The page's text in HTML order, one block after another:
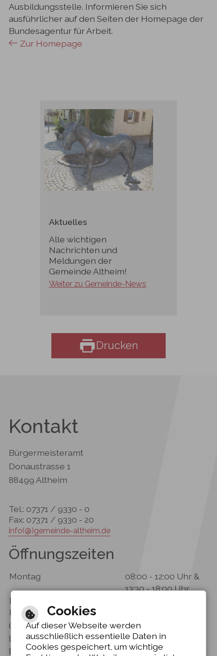
Ausbildungsstelle. Informieren Sie sich
ausführlicher auf den Seiten der Homepage der
Bundesagentur für Arbeit.
Zur Homepage
Aktuelles
Alle wichtigen
Nachrichten und
Meldungen der
Gemeinde Altheim!
Weiter zu Gemeinde-News
Drucken
Kontakt
Bürgermeisteramt
Donaustrasse 1
88499 Altheim
Tel.: 07371 / 9330 - 0
Fax: 07371 / 9330 - 20
info(@)gemeinde-altheim.de
Öffnungszeiten
Montag
Dienstag - Donnerstag
Freitag
08:00 - 12:00 Uhr &
13:30 - 18:00 Uhr
Gebärdensprache
Leichte Sprache
Barrierefreie Ansicht
Cookies
Auf dieser Webseite werden
ausschließlich essentielle Daten in
Cookies gespeichert, um wichtige